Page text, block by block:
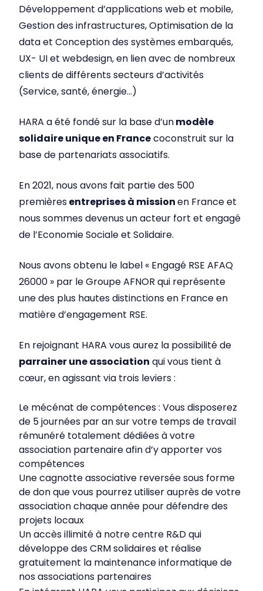
Développement d’applications web et mobile,
Gestion des infrastructures, Optimisation de la
data et Conception des systèmes embarqués,
UX- UI et webdesign, en lien avec de nombreux
clients de différents secteurs d’activités
(Service, santé, énergie…)
HARA a été fondé sur la base d’unmodèle
solidaire unique en Francecoconstruit sur la
base de partenariats associatifs.
En 2021, nous avons fait partie des 500
premièresentreprises à missionen France et
nous sommes devenus un acteur fort et engagé
de l’Economie Sociale et Solidaire.
Nous avons obtenu le label « Engagé RSE AFAQ
26000 » par le Groupe AFNOR qui représente
une des plus hautes distinctions en France en
matière d’engagement RSE.
En rejoignant HARA vous aurez la possibilité de
parrainer une association qui vous tient à
cœur, en agissant via trois leviers :
Le mécénat de compétences : Vous disposerez
de 5 journées par an sur votre temps de travail
rémunéré totalement dédiées à votre
association partenaire afin d’y apporter vos
compétences
Une cagnotte associative reversée sous forme
de don que vous pourrez utiliser auprès de votre
association chaque année pour défendre des
projets locaux
Un accès illimité à notre centre R&D qui
développe des CRM solidaires et réalise
gratuitement la maintenance informatique de
nos associations partenaires